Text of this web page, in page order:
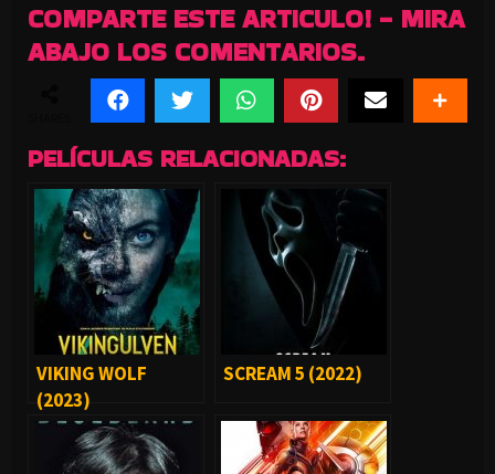
COMPARTE ESTE ARTICULO! - MIRA
ABAJO LOS COMENTARIOS.
PELÍCULAS RELACIONADAS:
VIKING WOLF
(2023)
SCREAM 5 (2022)